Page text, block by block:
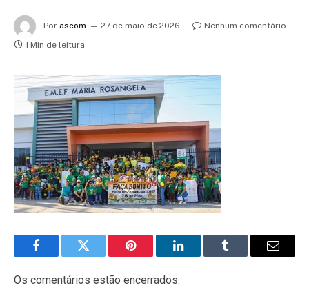
Por ascom 27 de maio de 2026
Nenhum comentário
1 Min de leitura
FacebookTwitter Pinterest LinkedInTumblr
E-
Os comentários estão encerrados.